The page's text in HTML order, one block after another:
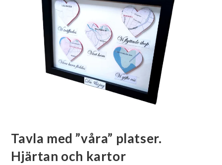
Tavla med ”våra” platser.
Hjärtan och kartor